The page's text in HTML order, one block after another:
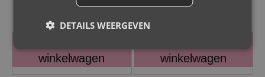
32,95
winkelwagen
€32,95
winkelwagen
DETAILS WEERGEVEN